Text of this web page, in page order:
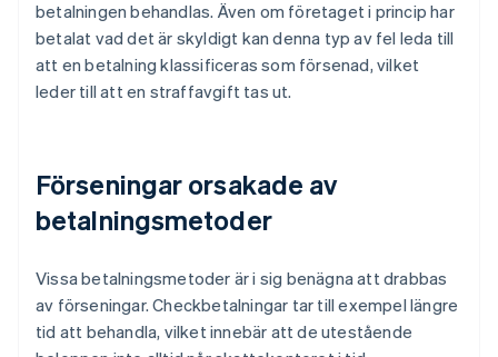
betalningen behandlas. Även om företaget i princip har
betalat vad det är skyldigt kan denna typ av fel leda till
att en betalning klassificeras som försenad, vilket
leder till att en straffavgift tas ut.
Förseningar orsakade av
betalningsmetoder
Vissa betalningsmetoder är i sig benägna att drabbas
av förseningar. Checkbetalningar tar till exempel längre
tid att behandla, vilket innebär att de utestående